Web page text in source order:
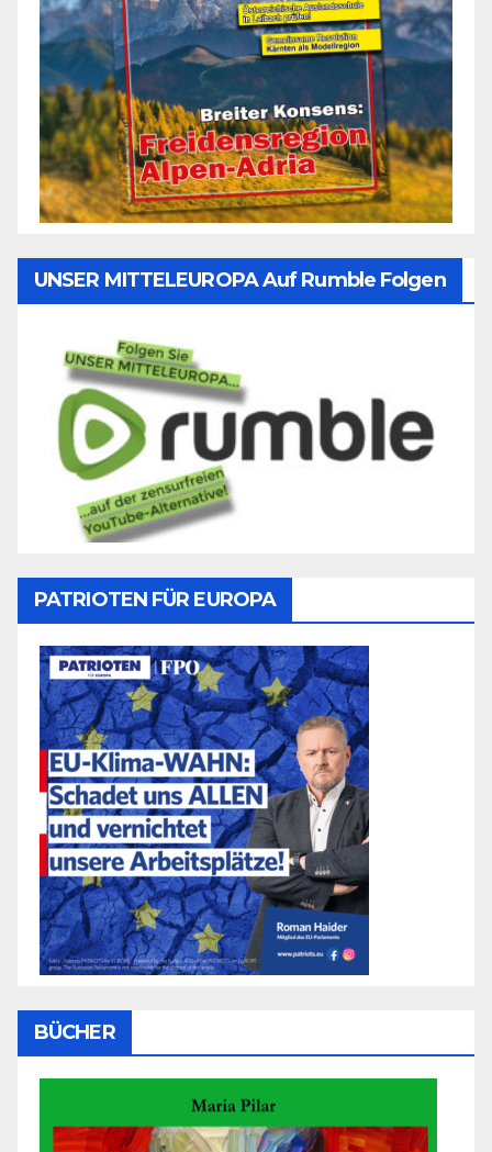
UNSER MITTELEUROPA Auf Rumble Folgen
PATRIOTEN FÜR EUROPA
BÜCHER